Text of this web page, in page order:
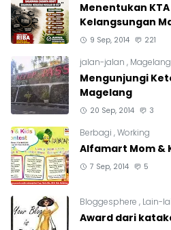
Menentukan
Kelangsungan
9 Sep, 2014 221
jalan-jalan , Magelang
Mengunjungi
Magelang
20 Sep, 2014 3
Berbagi ,Working
Alfamart Mom &
7 Sep, 2014 5
Bloggesphere , Lain-
Award dari